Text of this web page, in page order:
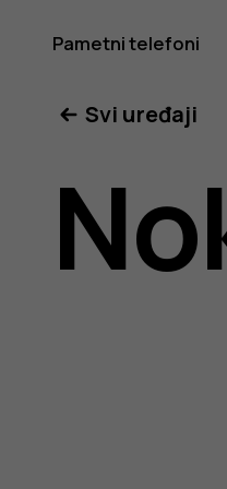
6.2
Pametni telefoni
Svi uređaji